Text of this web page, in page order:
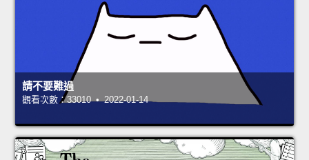
請不要難過
觀看次數：33010 • 2022-01-14